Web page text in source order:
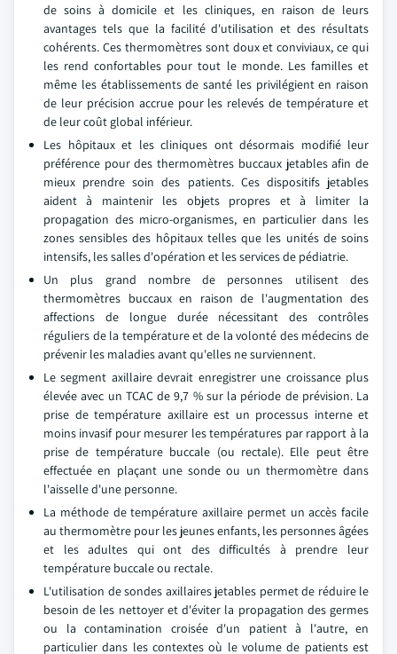
de soins à domicile et les cliniques, en raison de leurs
avantages tels que la facilité d'utilisation et des résultats
cohérents. Ces thermomètres sont doux et conviviaux, ce qui
les rend confortables pour tout le monde. Les familles et
même les établissements de santé les privilégient en raison
de leur précision accrue pour les relevés de température et
de leur coût global inférieur.
Les hôpitaux et les cliniques ont désormais modifié leur
préférence pour des thermomètres buccaux jetables afin de
mieux prendre soin des patients. Ces dispositifs jetables
aident à maintenir les objets propres et à limiter la
propagation des micro-organismes, en particulier dans les
zones sensibles des hôpitaux telles que les unités de soins
intensifs, les salles d'opération et les services de pédiatrie.
Un plus grand nombre de personnes utilisent des
thermomètres buccaux en raison de l'augmentation des
affections de longue durée nécessitant des contrôles
réguliers de la température et de la volonté des médecins de
prévenir les maladies avant qu'elles ne surviennent.
Le segment axillaire devrait enregistrer une croissance plus
élevée avec un TCAC de 9,7 % sur la période de prévision. La
prise de température axillaire est un processus interne et
moins invasif pour mesurer les températures par rapport à la
prise de température buccale (ou rectale). Elle peut être
effectuée en plaçant une sonde ou un thermomètre dans
l'aisselle d'une personne.
La méthode de température axillaire permet un accès facile
au thermomètre pour les jeunes enfants, les personnes âgées
et les adultes qui ont des difficultés à prendre leur
température buccale ou rectale.
L'utilisation de sondes axillaires jetables permet de réduire le
besoin de les nettoyer et d'éviter la propagation des germes
ou la contamination croisée d'un patient à l'autre, en
particulier dans les contextes où le volume de patients est